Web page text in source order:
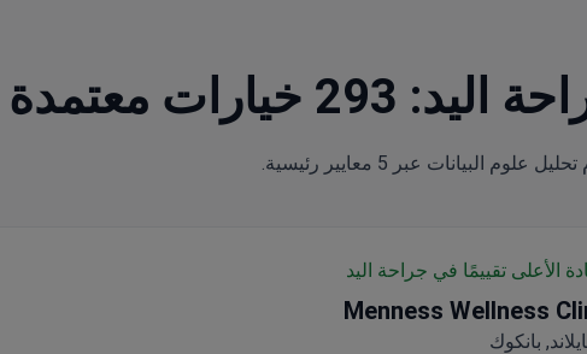
والأسعار
الأعلى تقييمًا في جراحة اليد
Menness Wellness
بانكوك